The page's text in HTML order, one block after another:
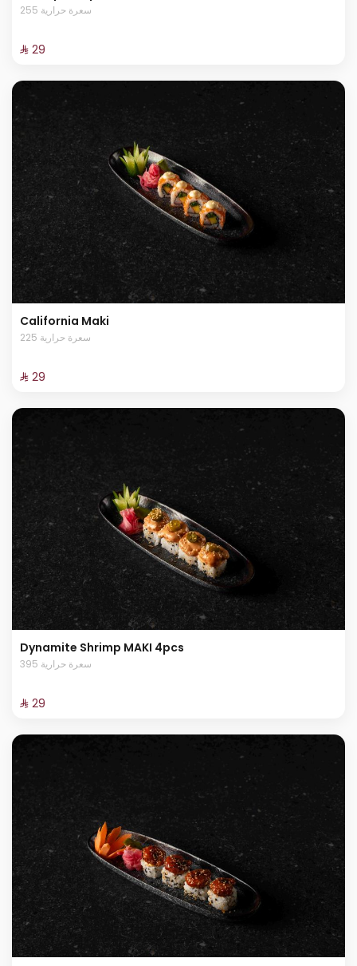
255 سعرة حرارية
⁨⁦‪‬ 29⁩
California Maki
225 سعرة حرارية
⁨⁦‪‬ 29⁩
Dynamite Shrimp MAKI 4pcs
395 سعرة حرارية
⁨⁦‪‬ 29⁩